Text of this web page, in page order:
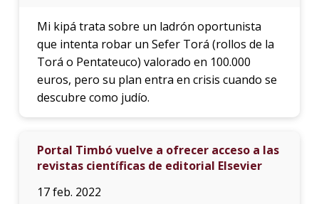
Mi kipá trata sobre un ladrón oportunista
que intenta robar un Sefer Torá (rollos de la
Torá o Pentateuco) valorado en 100.000
euros, pero su plan entra en crisis cuando se
descubre como judío.
Portal Timbó vuelve a ofrecer acceso a las
revistas científicas de editorial Elsevier
17 feb. 2022